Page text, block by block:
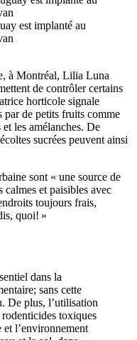
est implanté au
à Montréal, Lilia Luna
de contrôler certains
horticole signale
par de petits fruits comme
les amélanches. De
sucrées peuvent ainsi
sont « une source de
calmes et paisibles avec
toujours frais,
quoi! »
dans la
sans cette
De plus, l’utilisation
toxiques
et l’environnement